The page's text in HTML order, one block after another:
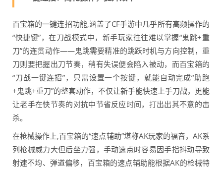
百宝箱的一键连招功能,涵盖了CF手游中几乎所有高频操作的
“快捷键”，在刀战模式中，新手玩家往往难以掌握“鬼跳+重
刀”的连贯动作——鬼跳需要精准的跳跃时机与方向控制，重
刀则要把握出刀节奏，稍有失误便会陷入被动，而百宝箱的
“刀战一键连招”，只需设置一个按键，就能自动完成“助跑
+鬼跳+重刀”的整套动作，不仅让新手能快速上手刀战，更能
让老手在快节奏的对抗中节省反应时间，打出出其不意的击
杀。
在枪械操作上,百宝箱的“速点辅助”堪称AK玩家的福音，AK系
列枪械威力大但后坐力强，手动速点时容易因手指抖动导致
射速不均、弹道偏移，百宝箱的速点辅助能根据AK的枪械特